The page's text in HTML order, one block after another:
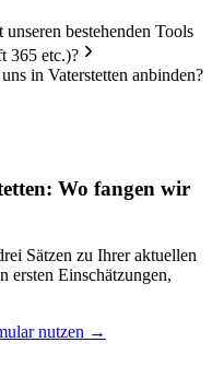
bestehenden Tools
365 etc.)?
in Vaterstetten anbinden?
Wo fangen wir
Sätzen zu Ihrer aktuellen
ersten Einschätzungen,
nutzen →